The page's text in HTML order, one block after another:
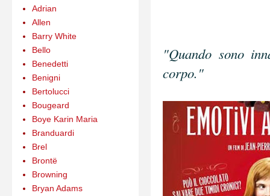
"Quando sono
corpo."
Adrian
Allen
Barry White
Bello
Benedetti
Benigni
Bertolucci
Bougeard
Boye Karin Maria
Branduardi
Brel
Brontë
Browning
Bryan Adams